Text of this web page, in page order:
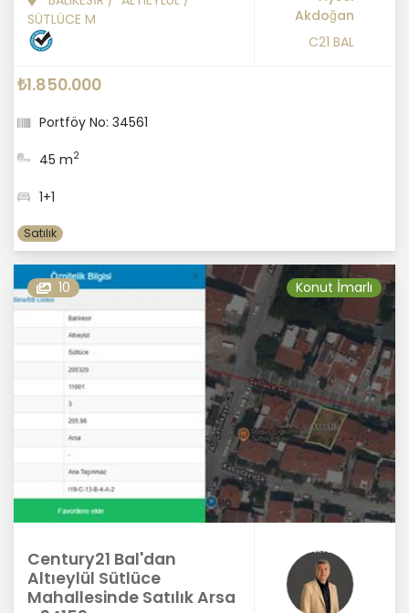
SÜTLÜCE M
Akdoğan
C21 BAL
₺1.850.000
Portföy No: 34561
45 m2
1+1
Satılık
10 Konut İmarlı
Century21 Bal'dan
Altıeylül Sütlüce
Mahallesinde Satılık Arsa